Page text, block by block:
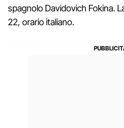
spagnolo Davidovich Fokina.
22, orario italiano.